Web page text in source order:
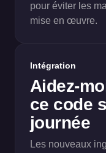
pour éviter les
mise en œuvre.
Intégration
Aidez-
ce code
journée
Les nouveaux